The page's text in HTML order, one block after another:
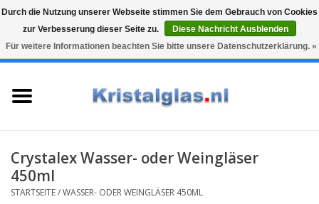
Snelle levering
Graveren
0 Artikel - €0,00
Karaffen
Glasgravur fur karaffe und
Crystalex Wasser- oder Weingläser
450ml
STARTSEITE/WASSER- ODER WEINGLÄSER 450ML
Durch die Nutzung unserer Webseite stimmen Sie dem Gebrauch von Cookies
zur Verbesserung dieser Seite zu.
Diese Nachricht Ausblenden
Für weitere Informationen beachten Sie bitte unsere Datenschutzerklärung. »